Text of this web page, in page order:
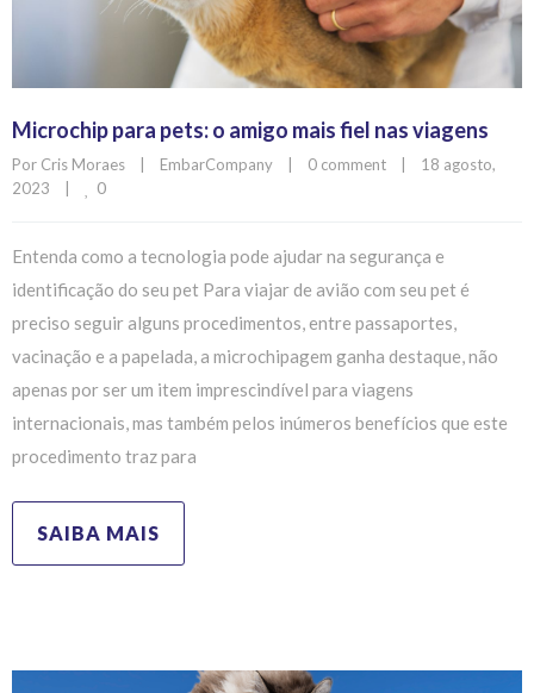
Microchip para pets: o amigo mais fiel nas viagens
Por Cris Moraes EmbarCompany 0 comment
18 agosto,
2023
0
Entenda como a tecnologia pode ajudar na segurança e
identificação do seu pet Para viajar de avião com seu pet é
preciso seguir alguns procedimentos, entre passaportes,
vacinação e a papelada, a microchipagem ganha destaque, não
apenas por ser um item imprescindível para viagens
internacionais, mas também pelos inúmeros benefícios que este
procedimento traz para
SAIBA MAIS